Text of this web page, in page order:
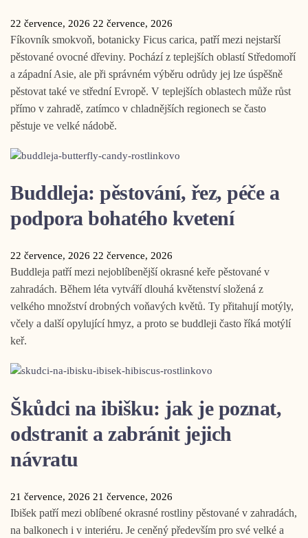
22 července, 2026 22 července, 2026
Fíkovník smokvoň, botanicky Ficus carica, patří mezi nejstarší
pěstované ovocné dřeviny. Pochází z teplejších oblastí Středomoří
a západní Asie, ale při správném výběru odrůdy jej lze úspěšně
pěstovat také ve střední Evropě. V teplejších oblastech může růst
přímo v zahradě, zatímco v chladnějších regionech se často
pěstuje ve velké nádobě.
Buddleja: pěstování, řez, péče a
podpora bohatého kvetení
22 července, 2026 22 července, 2026
Buddleja patří mezi nejoblíbenější okrasné keře pěstované v
zahradách. Během léta vytváří dlouhá květenství složená z
velkého množství drobných voňavých květů. Ty přitahují motýly,
včely a další opylující hmyz, a proto se buddleji často říká motýlí
keř.
Škůdci na ibišku: jak je poznat,
odstranit a zabránit jejich
návratu
21 července, 2026 21 července, 2026
Ibišek patří mezi oblíbené okrasné rostliny pěstované v zahradách,
na balkonech i v interiéru. Je ceněný především pro své velké a